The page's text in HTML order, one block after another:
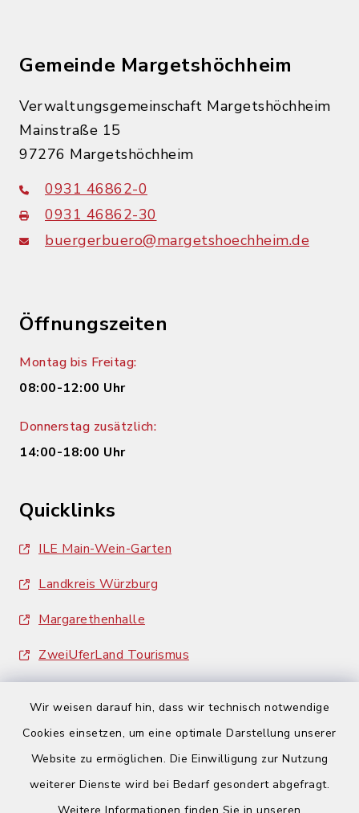
Wir weisen darauf hin, dass wir technisch notwendige
Cookies einsetzen, um eine optimale Darstellung unserer
Website zu ermöglichen. Die Einwilligung zur Nutzung
weiterer Dienste wird bei Bedarf gesondert abgefragt.
Gemeinde Margetshöchheim
Verwaltungsgemeinschaft Margetshöchheim
Mainstraße 15
97276 Margetshöchheim
0931 46862-0
0931 46862-30
buergerbuero@margetshoechheim.de
Öffnungszeiten
Montag bis Freitag:
08:00-12:00 Uhr
Donnerstag zusätzlich:
14:00-18:00 Uhr
Quicklinks
ILE Main-Wein-Garten
Landkreis Würzburg
Margarethenhalle
ZweiUferLand Tourismus